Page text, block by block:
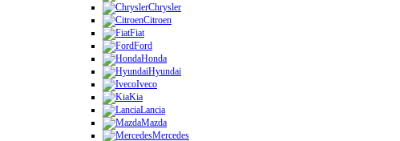
Chrysler
Citroen
Fiat
Ford
Honda
Hyundai
Iveco
Kia
Lancia
Mazda
Mercedes